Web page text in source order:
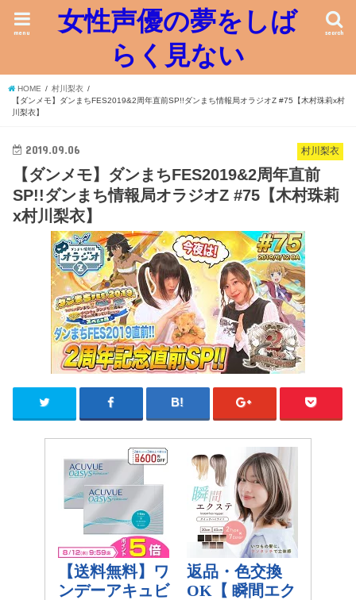
女性声優の夢をしば
らく見ない
search
menu
HOME
村川梨衣
【ダンメモ】ダンまちFES2019&2周年直前SP!!ダンまち情報局オラジオZ #75【木村珠莉x村
川梨衣】
村川梨衣
2019.09.06
【ダンメモ】ダンまちFES2019&2周年直前
SP!!ダンまち情報局オラジオZ #75【木村珠莉
x村川梨衣】